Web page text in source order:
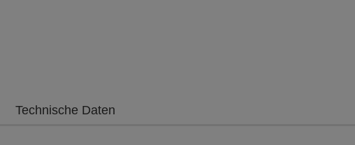
Technische Daten